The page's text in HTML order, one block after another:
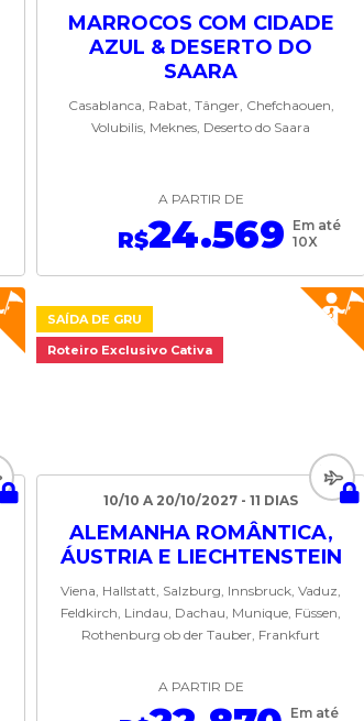
MARROCOS COM CIDADE
AZUL & DESERTO DO
SAARA
Casablanca, Rabat, Tânger, Chefchaouen,
Volubilis, Meknes, Deserto do Saara
A PARTIR DE
R$24.569 Em até
10X
SAÍDA DE GRU
Roteiro Exclusivo Cativa
10/10 A 20/10/2027 - 11 DIAS
ALEMANHA ROMÂNTICA,
ÁUSTRIA E LIECHTENSTEIN
Viena, Hallstatt, Salzburg, Innsbruck, Vaduz,
Feldkirch, Lindau, Dachau, Munique, Füssen,
Rothenburg ob der Tauber, Frankfurt
A PARTIR DE
Em até